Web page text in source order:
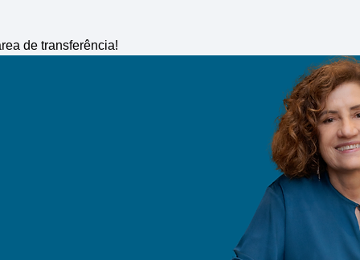
de transferência!